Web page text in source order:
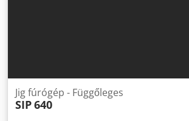
Jig fúrógép - Függőleges
SIP640